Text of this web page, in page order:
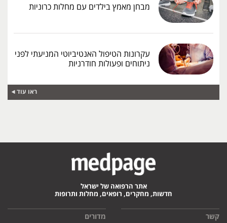
מבחן מאמץ בילדים עם מחלות כרוניות
עקרונות הטיפול האנטיביוטי המניעתי לפני
ניתוחים ופעולות חודרניות
ראו עוד
אתר הרפואה של ישראל
חדשות, מחקרים, רופאים, מחלות ותרופות
קשר מדורים